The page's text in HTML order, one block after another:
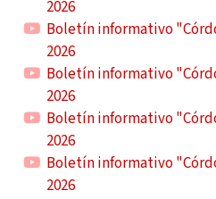
2026
Boletín informativo
2026
Boletín informativo
2026
Boletín informativo
2026
Boletín informativo
2026